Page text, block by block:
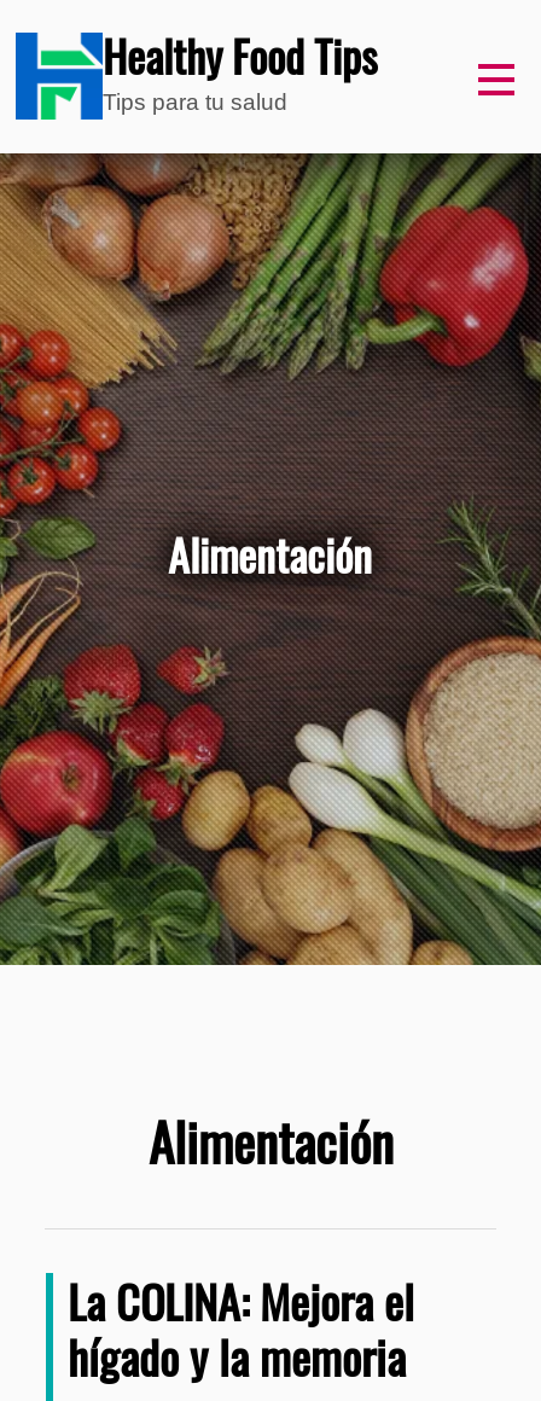
Healthy Food Tips
Tips para tu salud
Alimentación
Alimentación
La COLINA: Mejora el
hígado y la memoria